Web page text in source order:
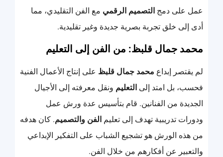
عمل على دمج التصميم الرقمي مع الفن التقليدي، مما
أدى إلى خلق تجربة بصرية جديدة وغير تقليدية.
محمد جمال قلبظ: من الفن إلى التعليم
لم يقتصر إبداع محمد جمال قلبظ على إنتاج الأعمال الفنية
فحسب، بل امتد إلى التعليم ونقل معرفته إلى الأجيال
الجديدة من الفنانين. قام بتأسيس عدة ورش عمل
ودورات تدريبية تهدف إلى تعليم الفن والتصميم. كان هدفه
من هذه الورش هو تشجيع الشباب على التفكير الإبداعي
والتعبير عن أفكارهم من خلال الفن.